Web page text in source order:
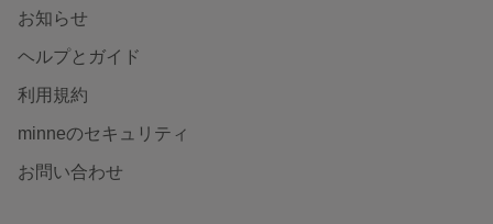
お知らせ
ヘルプとガイド
利用規約
minneのセキュリティ
お問い合わせ